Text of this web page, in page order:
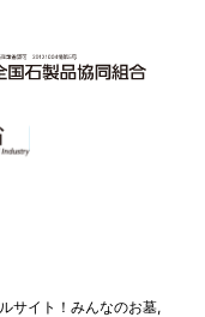
サイト！みんなのお墓,